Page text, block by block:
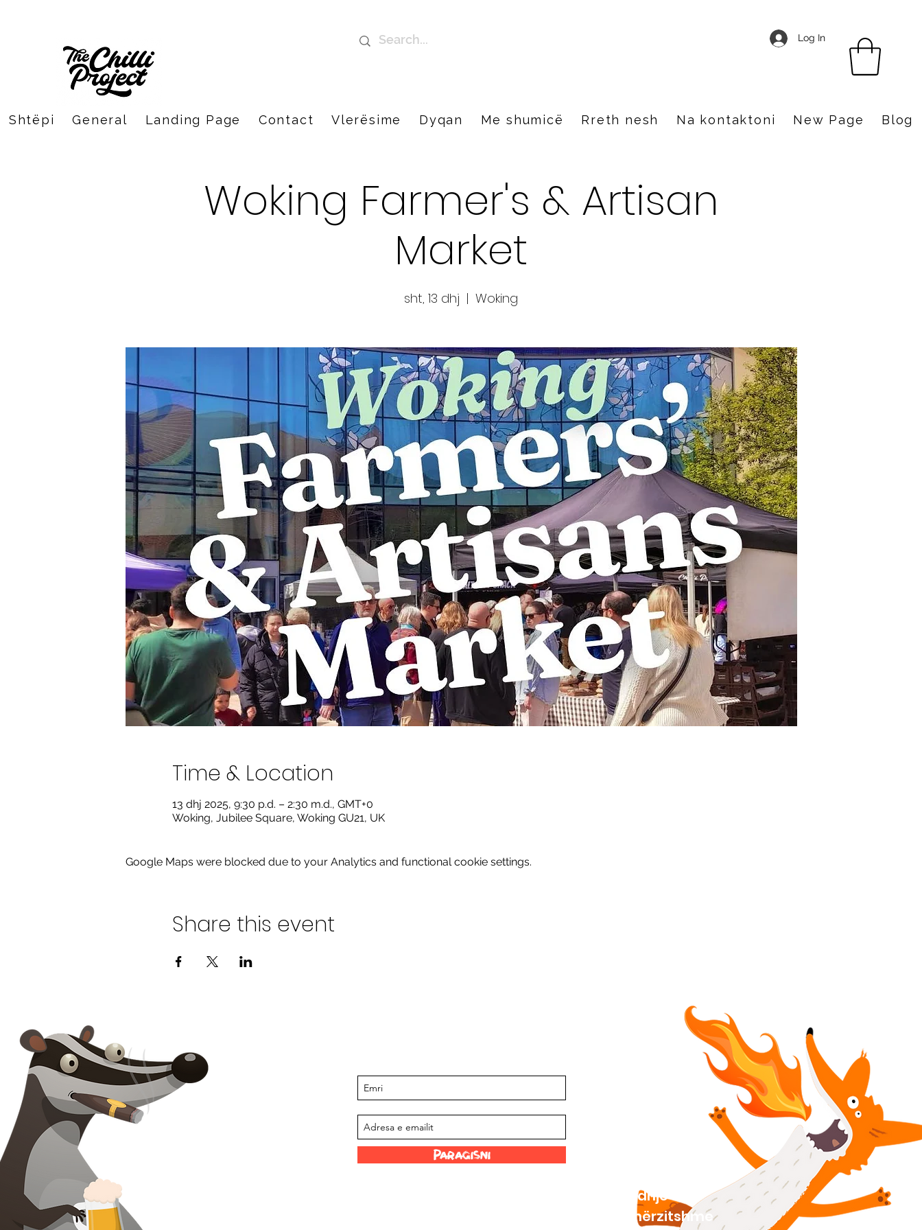
Log In
Shtëpi General Landing Page Contact Vlerësime Dyqan Me shumicë Rreth nesh Na kontaktoni New Page Blog
Woking Farmer's & Artisan
Market
sht, 13 dhj
  |
Woking
Time & Location
13 dhj 2025, 9:30 p.d. – 2:30 m.d., GMT+0
Woking, Jubilee Square, Woking GU21, UK
Google Maps were blocked due to your Analytics and functional cookie settings.
Share this event
Paraqisni
Lidhje të
mërzitshme